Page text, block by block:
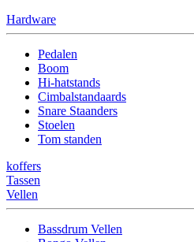
Hardware
Pedalen
Boom
Hi-hatstands
Cimbalstandaards
Snare Staanders
Stoelen
Tom standen
koffers
Tassen
Vellen
Bassdrum Vellen